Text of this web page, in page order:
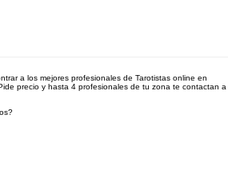
a los mejores profesionales de Tarotistas online en
precio y hasta 4 profesionales de tu zona te contactan a